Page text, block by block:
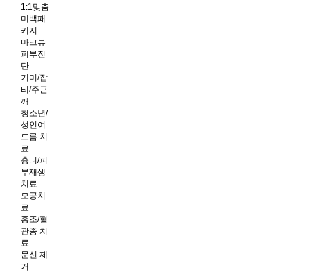
1:1맞춤
미백패
키지
마크뷰
피부진
단
기미/잡
티/주근
깨
청소년/
성인여
드름 치
료
흉터/피
부재생
치료
모공치
료
홍조/혈
관종 치
료
문신 제
거